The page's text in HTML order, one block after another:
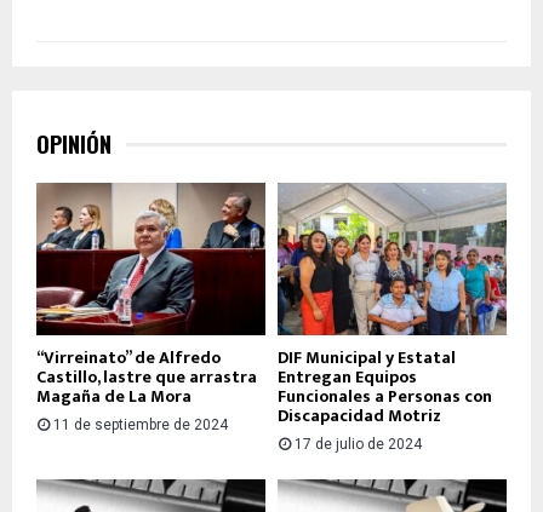
OPINIÓN
“Virreinato” de Alfredo
Castillo, lastre que arrastra
Magaña de La Mora
11 de septiembre de 2024
DIF Municipal y Estatal
Entregan Equipos
Funcionales a Personas con
Discapacidad Motriz
17 de julio de 2024